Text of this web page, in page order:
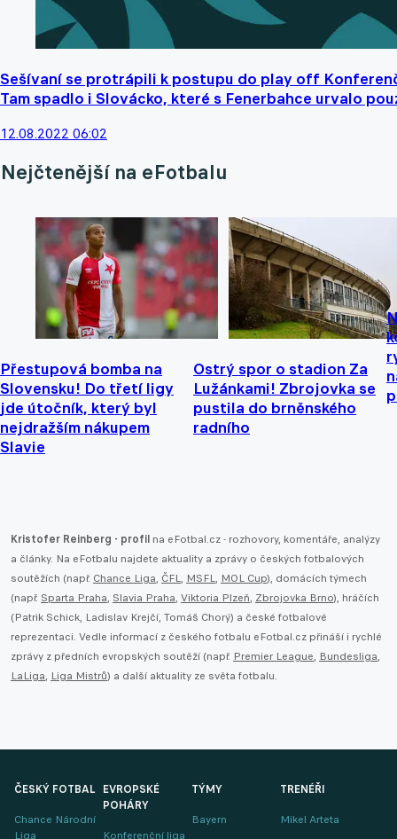
Sešívaní se protrápili k postupu do play off
Tam spadlo i Slovácko, které s Fenerbahce urvalo
12.08.2022 06:02
Nejčtenější na eFotbalu
Přestupová bomba na
Slovensku! Do třetí ligy
jde útočník, který byl
nejdražším nákupem
Slavie
Ostrý spor o stadion Za
Lužánkami! Zbrojovka se
pustila do brněnského
radního
Kristofer Reinberg - profil na eFotbal.cz - rozhovory, komentáře, analýzy
a články. Na eFotbalu najdete aktuality a zprávy o českých fotbalových
soutěžích (např. Chance Liga, ČFL, MSFL, MOL Cup), domácích týmech
(např. Sparta Praha, Slavia Praha, Viktoria Plzeň, Zbrojovka Brno), hráčích
(Patrik Schick, Ladislav Krejčí, Tomáš Chorý) a české fotbalové
reprezentaci. Vedle informací z českého fotbalu eFotbal.cz přináší i rychlé
zprávy z předních evropských soutěží (např. Premier League, Bundesliga,
LaLiga, Liga Mistrů) a další aktuality ze světa fotbalu.
ČESKÝ FOTBAL
Chance Národní
Liga
EVROPSKÉ
POHÁRY
Konferenční liga
TÝMY
Bayern
TRENÉŘI
Mikel Arteta